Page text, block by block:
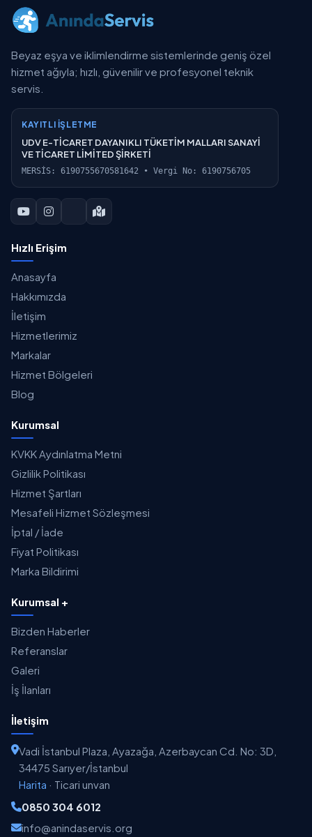
Beyaz eşya ve iklimlendirme sistemlerinde geniş özel
hizmet ağıyla; hızlı, güvenilir ve profesyonel teknik
servis.
KAYITLI İŞLETME
UDV E-TİCARET DAYANIKLI TÜKETİM MALLARI SANAYİ
VE TİCARET LİMİTED ŞİRKETİ
MERSİS: 6190755670581642 • Vergi No: 6190756705
Hızlı Erişim
Anasayfa
Hakkımızda
İletişim
Hizmetlerimiz
Markalar
Hizmet Bölgeleri
Blog
Kurumsal
KVKK Aydınlatma Metni
Gizlilik Politikası
Hizmet Şartları
Mesafeli Hizmet Sözleşmesi
İptal / İade
Fiyat Politikası
Marka Bildirimi
Kurumsal +
Bizden Haberler
Referanslar
Galeri
İş İlanları
İletişim
Vadi İstanbul Plaza, Ayazağa, Azerbaycan Cd. No: 3D,
34475 Sarıyer/İstanbul
Harita · Ticari unvan
0850 304 6012
info@anindaservis.org